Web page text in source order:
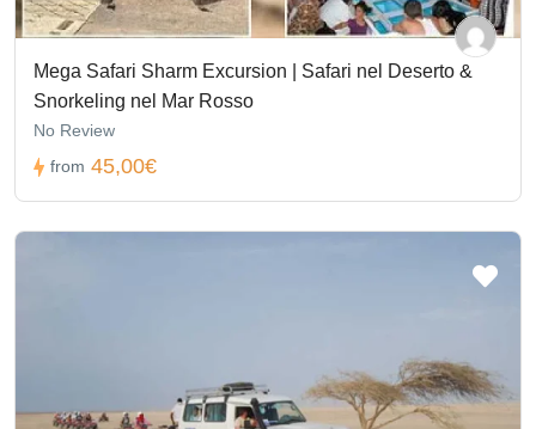
Mega Safari Sharm Excursion | Safari nel Deserto &
Snorkeling nel Mar Rosso
No Review
from 45,00€